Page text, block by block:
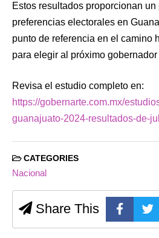
Estos resultados proporcionan
preferencias electorales en
punto de referencia en el camino
para elegir al próximo
Revisa el estudio completo en:
https://gobernarte.com.mx/
guanajuato-2024-resultados-de-
CATEGORIES
Nacional
Share This